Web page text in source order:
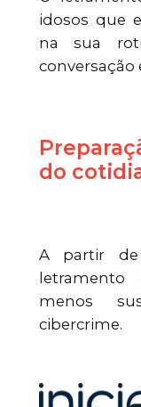
idosos que
na sua
conversação
do
A partir de
menos
cibercrime.